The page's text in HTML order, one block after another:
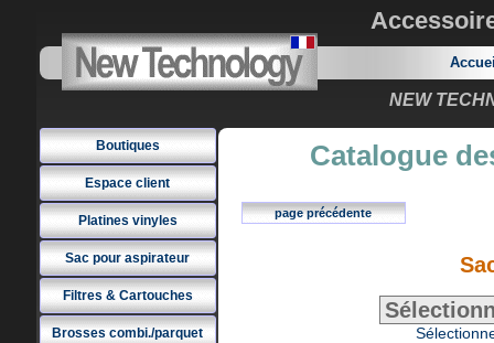
NEW
Boutiques
Espace client
Platines vinyles
Sac pour aspirateur
Filtres & Cartouches
Brosses combi./parquet
Catalogue
page précédente